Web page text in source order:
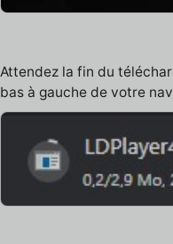
Attendez la fin du
bas à gauche de votre